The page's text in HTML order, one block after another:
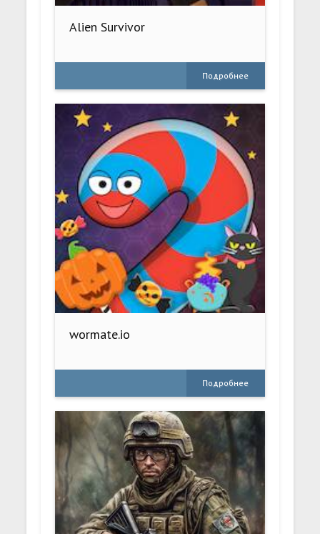
Alien Survivor
Подробнее
wormate.io
Подробнее